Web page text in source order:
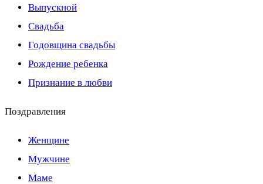
Выпускной
Свадьба
Годовщина свадьбы
Рождение ребенка
Признание в любви
Поздравления
Женщине
Мужчине
Маме